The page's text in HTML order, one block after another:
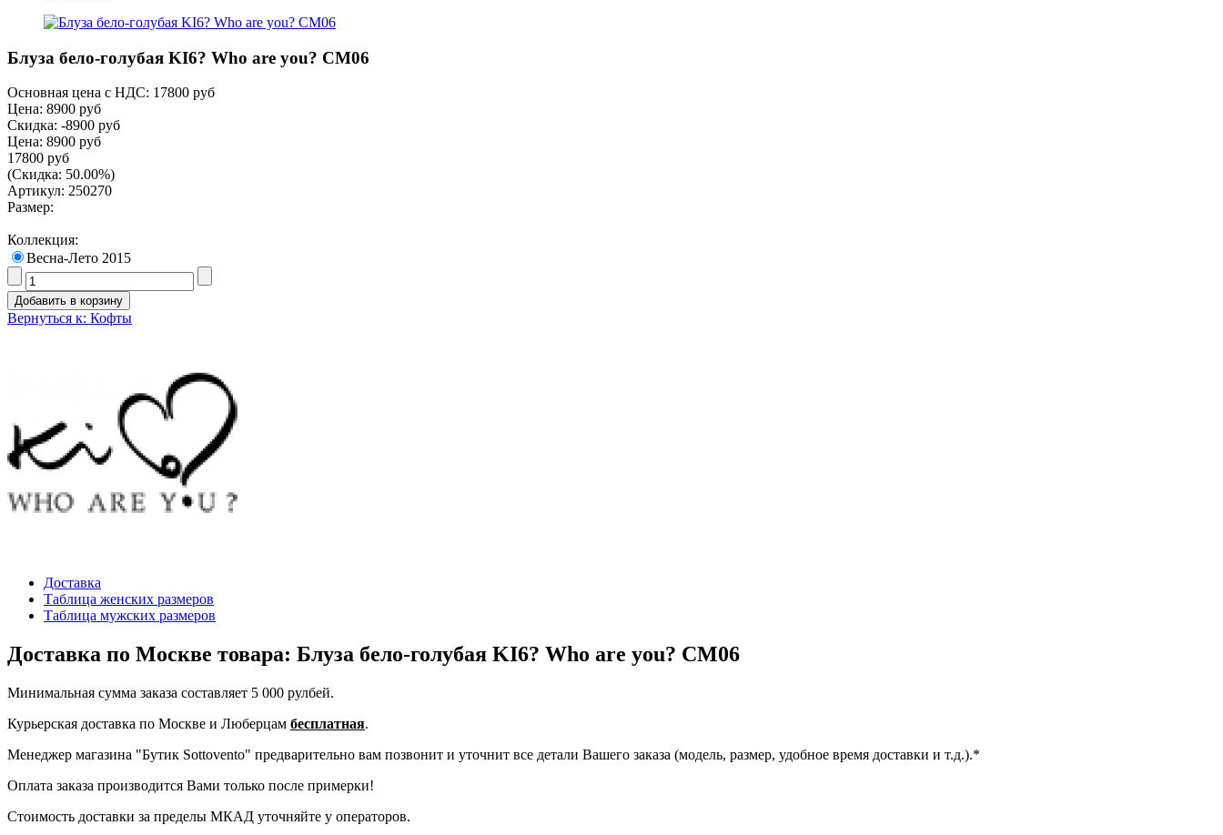
Блуза бело-голубая KI6? Who are you? CM06
Основная цена с НДС: 17800 руб
Цена: 8900 руб
Скидка: -8900 руб
Цена: 8900 руб
17800 руб
(Скидка: 50.00%)
Артикул: 250270
Размер:
Коллекция:
Весна-Лето 2015
Вернуться к: Кофты
Доставка
Таблица женских размеров
Таблица мужских размеров
Доставка по Москве товара: Блуза бело-голубая KI6? Who are you? CM06
Минимальная сумма заказа составляет 5 000 рулбей.
Курьерская доставка по Москве и Люберцам бесплатная.
Менеджер магазина "Бутик Sottovento" предварительно вам позвонит и уточнит все детали Вашего заказа (модель, размер, удобное время доставки и т.д.).*
Оплата заказа производится Вами только после примерки!
Стоимость доставки за пределы МКАД уточняйте у операторов.